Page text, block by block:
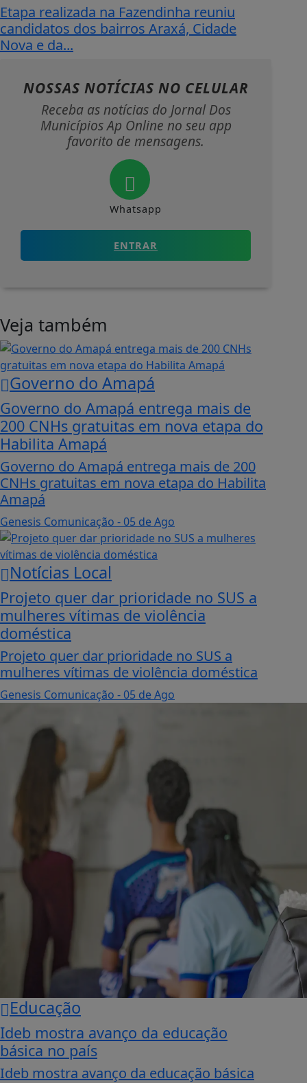
Etapa realizada na Fazendinha reuniu
candidatos dos bairros Araxá, Cidade
Nova e da...
NOSSAS NOTÍCIAS NO CELULAR
Receba as notícias do Jornal Dos
Municípios Ap Online no seu app
favorito de mensagens.
Whatsapp
ENTRAR
Veja também
Governo do Amapá
Governo do Amapá entrega mais de
200 CNHs gratuitas em nova etapa do
Habilita Amapá
Governo do Amapá entrega mais de 200
CNHs gratuitas em nova etapa do Habilita
Amapá
Genesis Comunicação - 05 de Ago
Notícias Local
Projeto quer dar prioridade no SUS a
mulheres vítimas de violência
doméstica
Projeto quer dar prioridade no SUS a
mulheres vítimas de violência doméstica
Genesis Comunicação - 05 de Ago
Educação
Ideb mostra avanço da educação
básica no país
Ideb mostra avanço da educação básica